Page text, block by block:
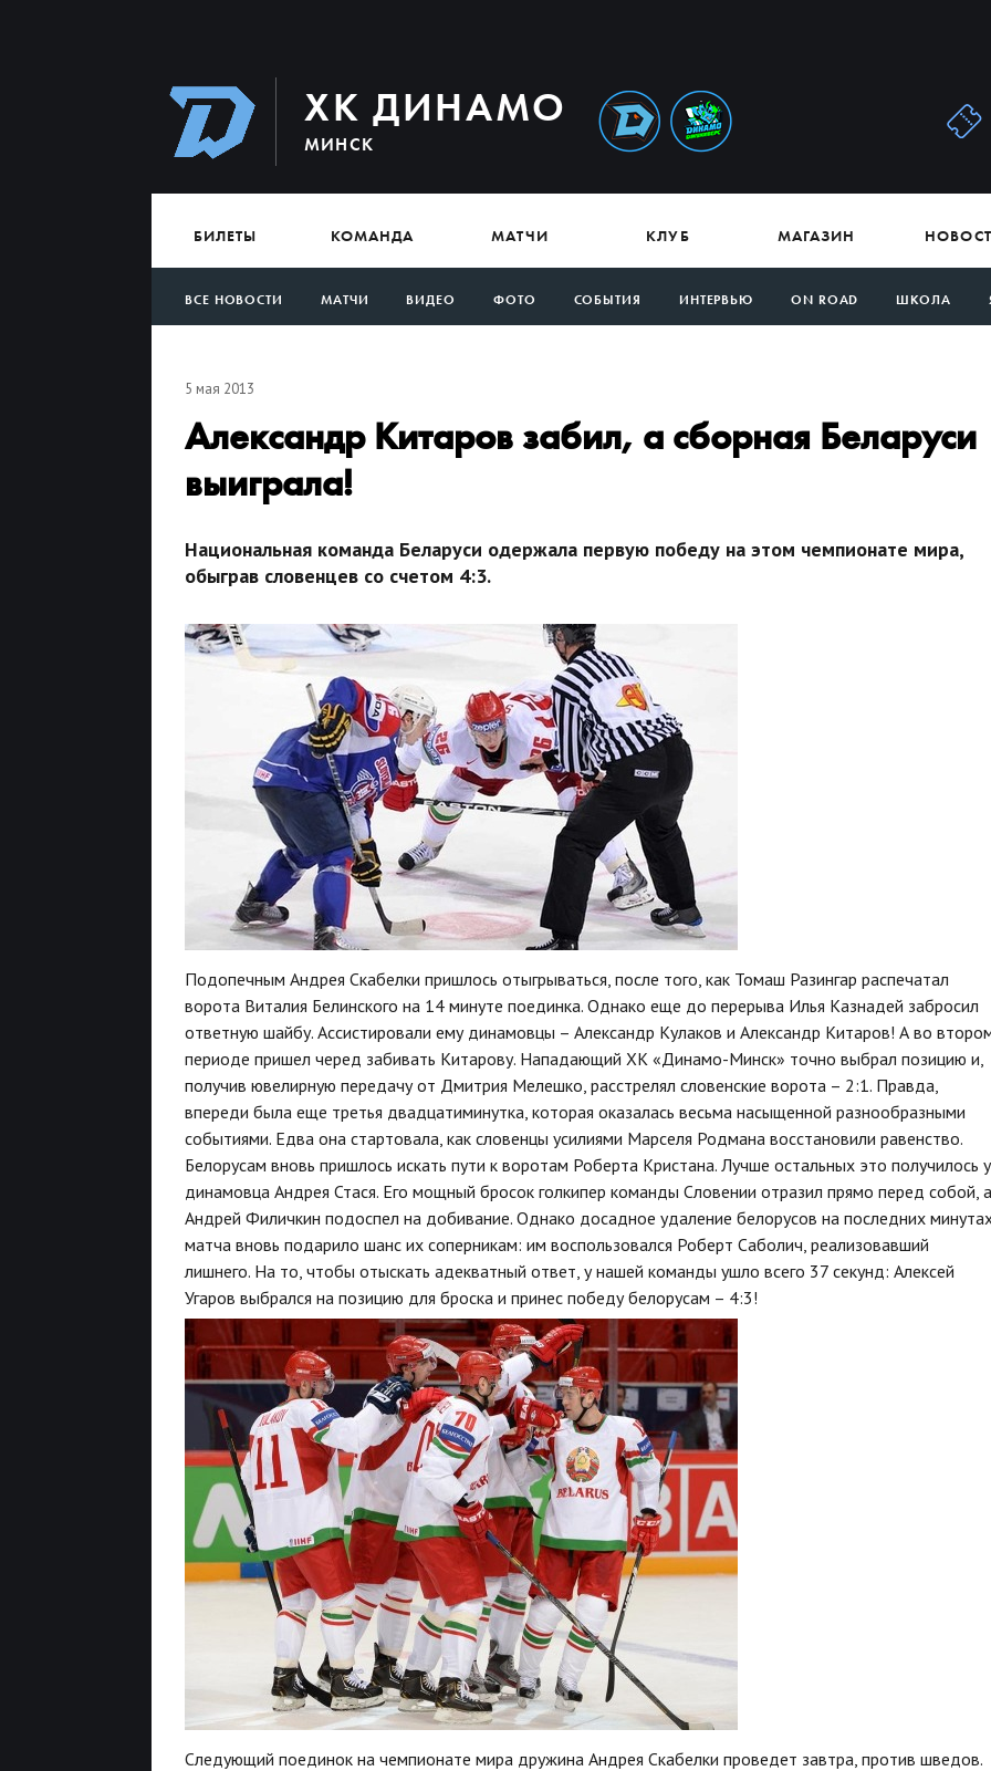
ХК ДИНАМО
МИНСК
БИЛЕТЫ КОМАНДА МАТЧИ КЛУБ МАГАЗИН
ВСЕ НОВОСТИ МАТЧИ ВИДЕО ФОТО СОБЫТИЯ ИНТЕРВЬЮ ON ROAD ШКОЛА
5 мая 2013
Александр Китаров забил, а сборная Беларуси
выиграла!
Национальная команда Беларуси одержала первую победу на этом чемпионате мира,
обыграв словенцев со счетом 4:3.
Подопечным Андрея Скабелки пришлось отыгрываться, после того, как Томаш Разингар распечатал
ворота Виталия Белинского на 14 минуте поединка. Однако еще до перерыва Илья Казнадей забросил
ответную шайбу. Ассистировали ему динамовцы – Александр Кулаков и Александр Китаров! А во
периоде пришел черед забивать Китарову. Нападающий ХК «Динамо-Минск» точно выбрал позицию и,
получив ювелирную передачу от Дмитрия Мелешко, расстрелял словенские ворота – 2:1. Правда,
впереди была еще третья двадцатиминутка, которая оказалась весьма насыщенной разнообразными
событиями. Едва она стартовала, как словенцы усилиями Марселя Родмана восстановили равенство.
Белорусам вновь пришлось искать пути к воротам Роберта Кристана. Лучше остальных это получилось у
динамовца Андрея Стася. Его мощный бросок голкипер команды Словении отразил прямо перед собой, а
Андрей Филичкин подоспел на добивание. Однако досадное удаление белорусов на последних
матча вновь подарило шанс их соперникам: им воспользовался Роберт Саболич, реализовавший
лишнего. На то, чтобы отыскать адекватный ответ, у нашей команды ушло всего 37 секунд: Алексей
Угаров выбрался на позицию для броска и принес победу белорусам – 4:3!
Следующий поединок на чемпионате мира дружина Андрея Скабелки проведет завтра, против шведов.